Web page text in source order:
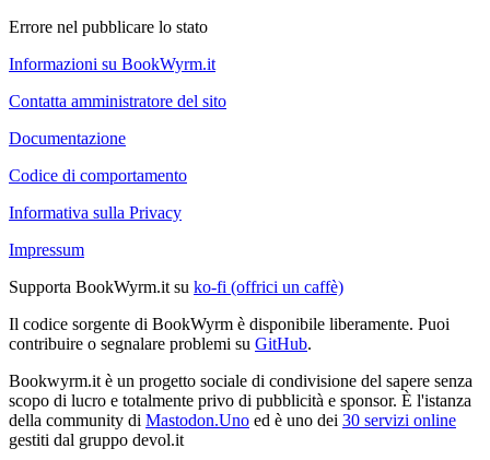
Errore nel pubblicare lo stato
Informazioni su BookWyrm.it
Contatta amministratore del sito
Documentazione
Codice di comportamento
Informativa sulla Privacy
Impressum
Supporta BookWyrm.it su ko-fi (offrici un caffè)
Il codice sorgente di BookWyrm è disponibile liberamente. Puoi
contribuire o segnalare problemi su GitHub.
Bookwyrm.it è un progetto sociale di condivisione del sapere senza
scopo di lucro e totalmente privo di pubblicità e sponsor. È l'istanza
della community di Mastodon.Uno ed è uno dei 30 servizi online
gestiti dal gruppo devol.it